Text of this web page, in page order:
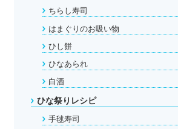
ちらし寿司
はまぐりのお吸い物
ひし餅
ひなあられ
白酒
ひな祭りレシピ
手毬寿司